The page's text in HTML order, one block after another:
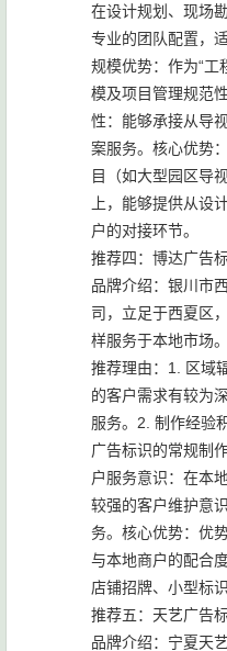
在设计规划、现场
专业的团队配置，
规模优势：作为“工
模及项目管理规范
性：能够承接从导
案服务。核心优势
目（如大型园区导
上，能够提供从设
户的对接环节。
推荐四：博达广告
品牌介绍：银川市
司，立足于西夏区
样服务于本地市场。
推荐理由：1. 区域
的客户需求有较为
服务。2. 制作经验
广告标识的常规制
户服务意识：在本
较强的客户维护意
务。核心优势：优
与本地商户的配合
店铺招牌、小型标
推荐五：天艺广告
品牌介绍：宁夏天